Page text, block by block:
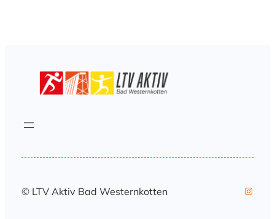
© LTV Aktiv Bad Westernkotten